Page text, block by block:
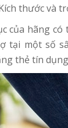
thước và
của hãng
tại một số
thẻ tín